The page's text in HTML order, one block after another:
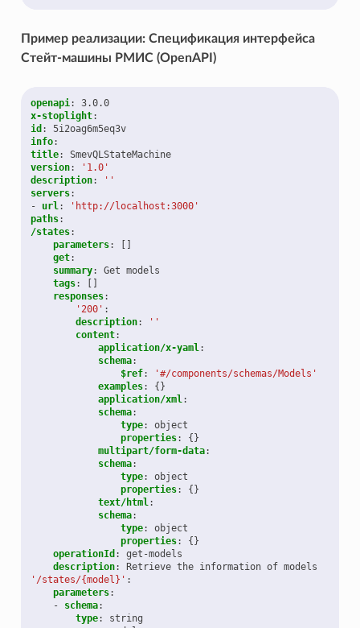
Пример реализации: Спецификация интерфейса
Стейт-машины РМИС (OpenAPI)
openapi:
3.0.0
x-stoplight:
id :
5i2oag6m5eq3v
info:
title:
SmevQLStateMachine
version:
'1.0'
description:
''
servers:
-
url:
'http://localhost:3000'
paths:
/states:
parameters:
[]
get:
summary:
Get models
tags:
[]
responses:
'200' :
description:
''
content:
application/x-yaml:
schema:
$ref:
'#/components/schemas/Models'
examples:
{}
application/xml:
schema:
type:
object
properties:
{}
multipart/form-data:
schema:
type:
object
properties:
{}
text/html:
schema:
type:
object
properties:
{}
operationId :
get-models
description:
Retrieve the information of models
'/states/{model}' :
parameters:
-
schema:
type:
string